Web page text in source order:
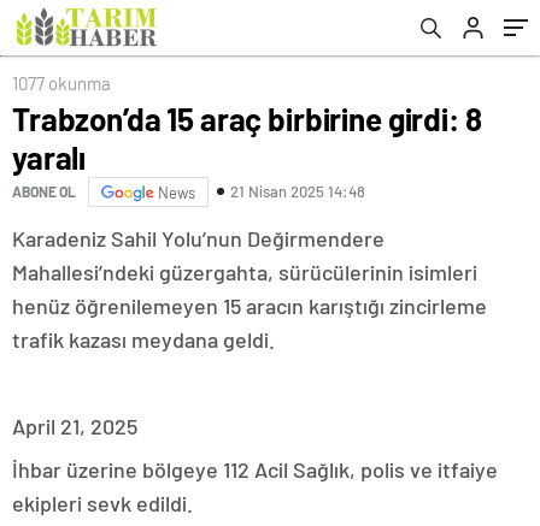
1077 okunma
Trabzon’da 15 araç birbirine girdi: 8
yaralı
ABONE OL News 21 Nisan 2025 14:48
Karadeniz Sahil Yolu’nun Değirmendere
Mahallesi’ndeki güzergahta, sürücülerinin isimleri
henüz öğrenilemeyen 15 aracın karıştığı zincirleme
trafik kazası meydana geldi.
April 21, 2025
İhbar üzerine bölgeye 112 Acil Sağlık, polis ve itfaiye
ekipleri sevk edildi.